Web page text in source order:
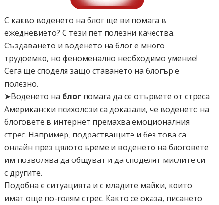
С какво воденето на блог ще ви помага в
ежедневието? С тези пет полезни качества.
Създаването и воденето на блог е много
трудоемко, но феноменално необходимо умение!
Сега ще споделя защо ставането на блогър е
полезно.
➤Воденето на блог помага да се отървете от стреса
Американски психолози са доказали, че воденето на
блоговете в интернет премахва емоционалния
стрес. Например, подрастващите и без това са
онлайн през цялото време и воденето на блоговете
им позволява да общуват и да споделят мислите си
с другите.
Подобна е ситуацията и с младите майки, които
имат още по-голям стрес. Както се оказа, писането